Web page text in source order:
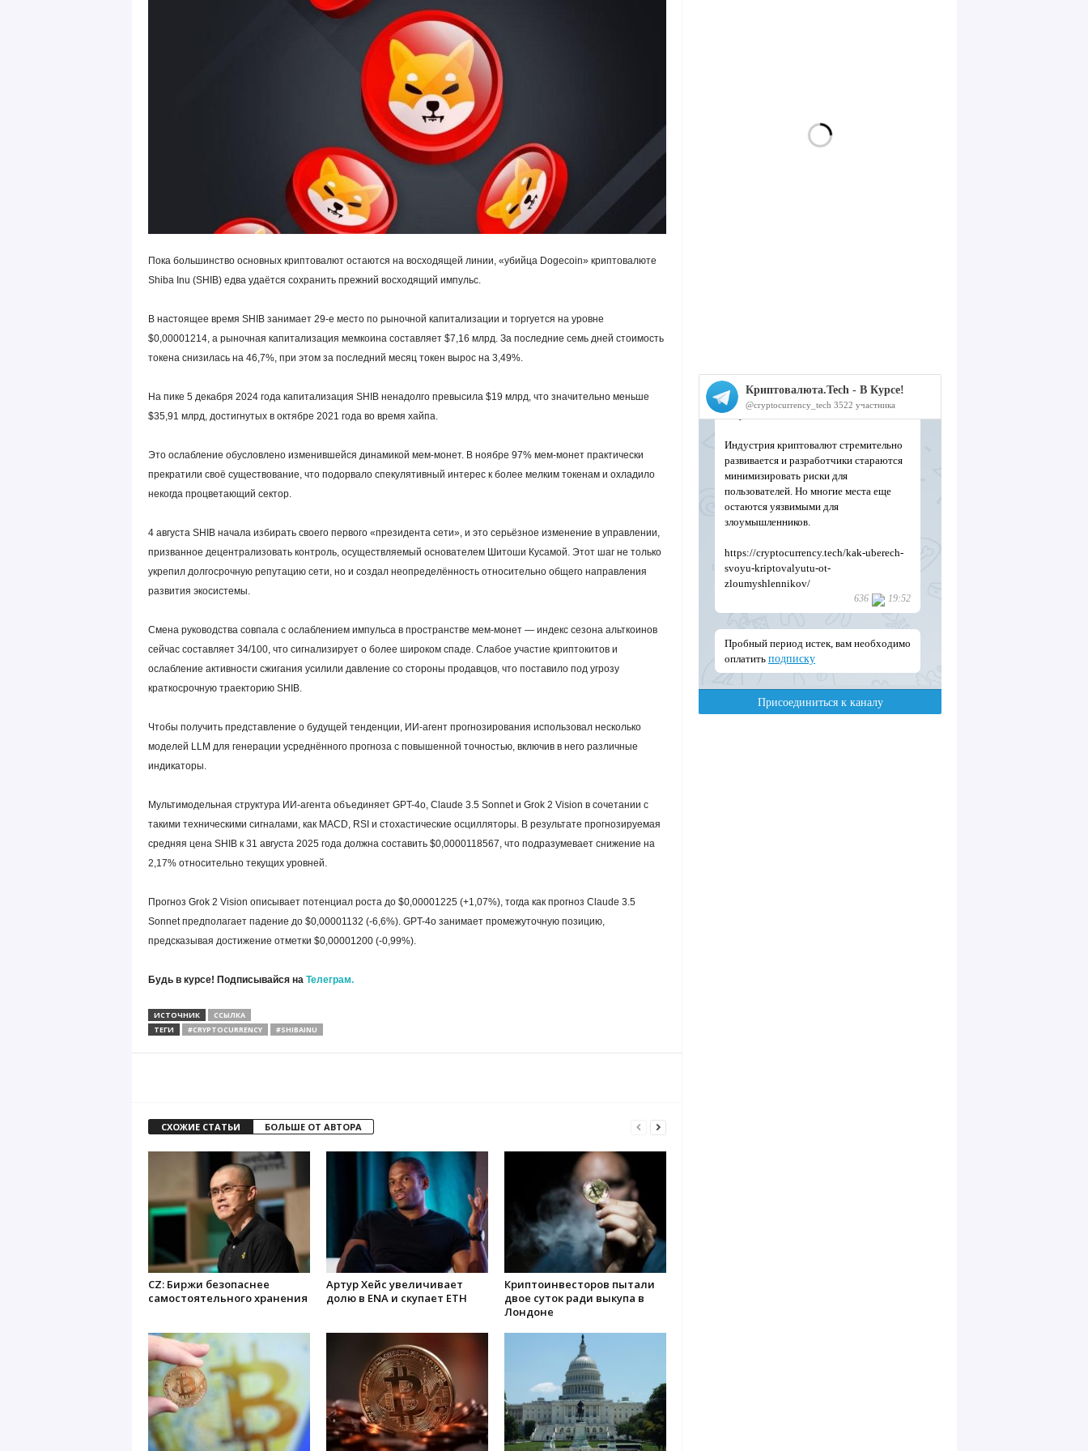
Пока большинство основных криптовалют остаются на восходящей линии, «убийца Dogecoin» криптовалюте
Shiba Inu (SHIB) едва удаётся сохранить прежний восходящий импульс.
В настоящее время SHIB занимает 29-е место по рыночной капитализации и торгуется на уровне
$0,00001214, а рыночная капитализация мемкоина составляет $7,16 млрд. За последние семь дней стоимость
токена снизилась на 46,7%, при этом за последний месяц токен вырос на 3,49%.
На пике 5 декабря 2024 года капитализация SHIB ненадолго превысила $19 млрд, что значительно меньше
$35,91 млрд, достигнутых в октябре 2021 года во время хайпа.
Это ослабление обусловлено изменившейся динамикой мем-монет. В ноябре 97% мем-монет практически
прекратили своё существование, что подорвало спекулятивный интерес к более мелким токенам и охладило
некогда процветающий сектор.
4 августа SHIB начала избирать своего первого «президента сети», и это серьёзное изменение в управлении,
призванное децентрализовать контроль, осуществляемый основателем Шитоши Кусамой. Этот шаг не только
укрепил долгосрочную репутацию сети, но и создал неопределённость относительно общего направления
развития экосистемы.
Смена руководства совпала с ослаблением импульса в пространстве мем-монет — индекс сезона альткоинов
сейчас составляет 34/100, что сигнализирует о более широком спаде. Слабое участие криптокитов и
ослабление активности сжигания усилили давление со стороны продавцов, что поставило под угрозу
краткосрочную траекторию SHIB.
Чтобы получить представление о будущей тенденции, ИИ-агент прогнозирования использовал несколько
моделей LLM для генерации усреднённого прогноза с повышенной точностью, включив в него различные
индикаторы.
Мультимодельная структура ИИ-агента объединяет GPT-4o, Claude 3.5 Sonnet и Grok 2 Vision в сочетании с
такими техническими сигналами, как MACD, RSI и стохастические осцилляторы. В результате прогнозируемая
средняя цена SHIB к 31 августа 2025 года должна составить $0,0000118567, что подразумевает снижение на
2,17% относительно текущих уровней.
Прогноз Grok 2 Vision описывает потенциал роста до $0,00001225 (+1,07%), тогда как прогноз Claude 3.5
Sonnet предполагает падение до $0,00001132 (-6,6%). GPT-4o занимает промежуточную позицию,
предсказывая достижение отметки $0,00001200 (-0,99%).
Будь в курсе! Подписывайся на Телеграм.
ИСТОЧНИК
ССЫЛКА
ТЕГИ
#CRYPTOCURRENCY #SHIBAINU
СХОЖИЕ СТАТЬИ БОЛЬШЕ ОТ АВТОРА
CZ: Биржи безопаснее
самостоятельного хранения
Артур Хейс увеличивает
долю в ENA и скупает ETH
Криптоинвесторов пытали
двое суток ради выкупа в
Лондоне